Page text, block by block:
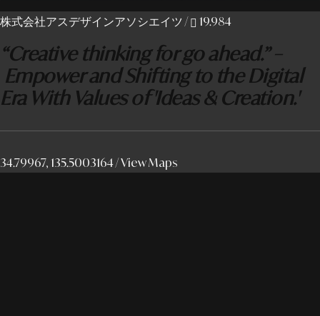
株式会社アスデザインアソシエイツ / 19.984
“Creative thinking for go ahead.” –
Empower and Shifting to the Digital
Era With Values of 'Ideas & Creation.'
34.79967, 135.5003164 /View Maps